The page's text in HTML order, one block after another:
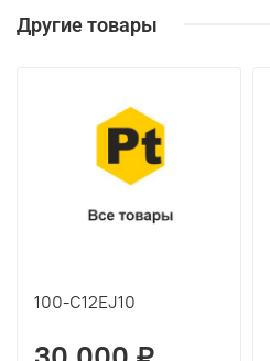
Другие товары
100-C12EJ10